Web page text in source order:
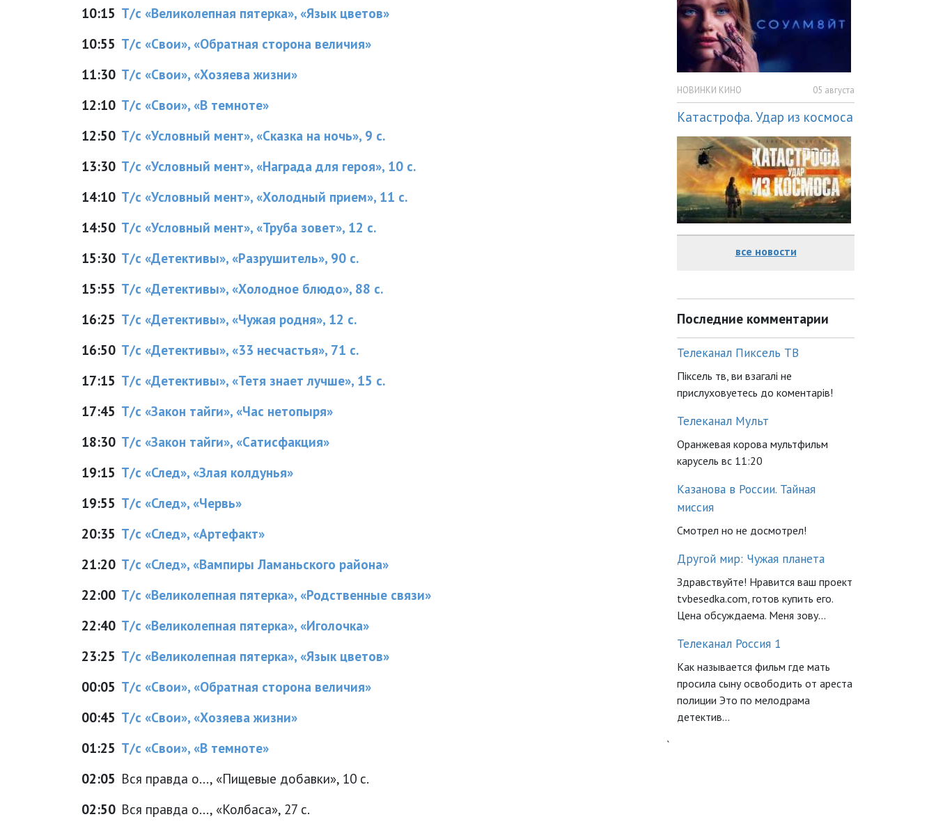
10:15 Т/с «Великолепная пятерка», «Язык цветов»
10:55 Т/с «Свои», «Обратная сторона величия»
11:30 Т/с «Свои», «Хозяева жизни»
12:10 Т/с «Свои», «В темноте»
12:50 Т/с «Условный мент», «Сказка на ночь», 9 с.
13:30 Т/с «Условный мент», «Награда для героя», 10 с.
14:10 Т/с «Условный мент», «Холодный прием», 11 с.
14:50 Т/с «Условный мент», «Труба зовет», 12 с.
15:30 Т/с «Детективы», «Разрушитель», 90 с.
15:55 Т/с «Детективы», «Холодное блюдо», 88 с.
16:25 Т/с «Детективы», «Чужая родня», 12 с.
16:50 Т/с «Детективы», «33 несчастья», 71 с.
17:15 Т/с «Детективы», «Тетя знает лучше», 15 с.
17:45 Т/с «Закон тайги», «Час нетопыря»
18:30 Т/с «Закон тайги», «Сатисфакция»
19:15 Т/с «След», «Злая колдунья»
19:55 Т/с «След», «Червь»
20:35 Т/с «След», «Артефакт»
21:20 Т/с «След», «Вампиры Ламаньского района»
22:00 Т/с «Великолепная пятерка», «Родственные связи»
22:40 Т/с «Великолепная пятерка», «Иголочка»
23:25 Т/с «Великолепная пятерка», «Язык цветов»
00:05 Т/с «Свои», «Обратная сторона величия»
00:45 Т/с «Свои», «Хозяева жизни»
01:25 Т/с «Свои», «В темноте»
02:05 Вся правда о..., «Пищевые добавки», 10 с.
02:50 Вся правда о..., «Колбаса», 27 с.
НОВИНКИ КИНО 05 августа
Катастрофа. Удар из космоса
все новости
Последние комментарии
Телеканал Пиксель ТВ
Піксель тв, ви взагалі не
прислуховуетесь до коментарів!
Телеканал Мульт
Оранжевая корова мультфильм
карусель вс 11:20
Казанова в России. Тайная
миссия
Смотрел но не досмотрел!
Другой мир: Чужая планета
Здравствуйте! Нравится ваш проект
tvbesedka.com, готов купить его.
Цена обсуждаема. Меня зову...
Телеканал Россия 1
Как называется фильм где мать
просила сыну освободить от ареста
полиции Это по мелодрама
детектив...
`